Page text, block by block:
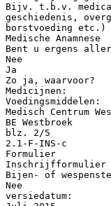
Bijv. t.b.v.
geschiedenis,
borstvoeding etc.)
Medische Anamnese
Bent u ergens
Nee
Ja
Zo ja, waarvoor?
Medicijnen:
Voedingsmiddelen:
Medisch Centrum
BE Westbroek
blz. 2/5
2.1-F-INS-c
Formulier
Inschrijfformulier
Bijen- of
Nee
versiedatum: